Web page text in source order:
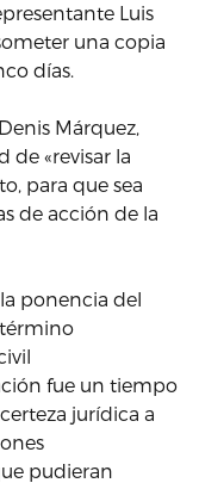
Luis
una copia
días.
Márquez,
de «revisar la
para que sea
de acción de la
ponencia del
fue un tiempo
jurídica a
pudieran